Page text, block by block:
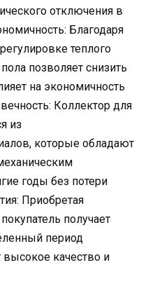
отключения в
Благодаря
теплого
позволяет снизить
на экономичность
Коллектор для
из
которые обладают
годы без потери
Приобретая
получает
период
качество и